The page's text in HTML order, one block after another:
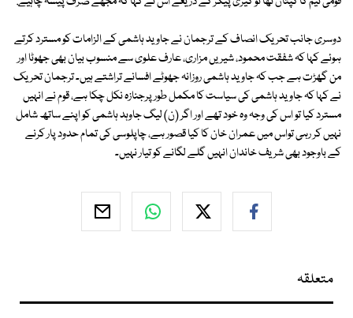
دوسری جانب تحریک انصاف کے ترجمان نے جاوید ہاشمی کے الزامات کو مسترد کرتے
ہوئے کہا کہ شفقت محمود، شیریں مزاری، عارف علوی سے منسوب بیان بھی جھوٹا اور
من گھڑت ہے جب کہ جاوید ہاشمی روزانہ جھوٹے افسانے تراشتے ہیں۔ ترجمان تحریک
نے کہا کہ جاوید ہاشمی کی سیاست کا مکمل طور پرجنازہ نکل چکا ہے، قوم نے انہیں
مسترد کیا تو اس کی وجہ وہ خود تھے اور اگر (ن) لیگ جاوہد ہاشمی کو اپنے ساتھ شامل
نہیں کر رہی تواس میں عمران خان کا کیا قصور ہے، چاپلوسی کی تمام حدود پار کرنے
کے باوجود بھی شریف خاندان انہیں گلے لگانے کو تیار نہیں۔
متعلقہ